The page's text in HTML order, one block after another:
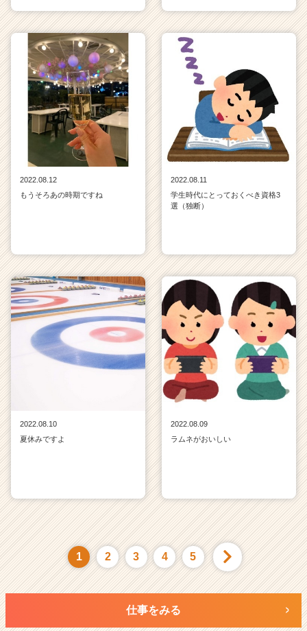
2022.08.12
もうそろあの時期ですね
2022.08.11
学生時代にとっておくべき資格3
選（独断）
2022.08.10
夏休みですよ
2022.08.09
ラムネがおいしい
1 2 3 4 5
仕事をみる